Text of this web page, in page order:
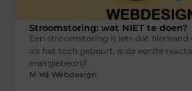
Stroomstoring: wat NIET te doen?
Een stroomstoring is iets dat niemand
als het toch gebeurt, is de eerste
energiebedrijf
M Vd Webdesign